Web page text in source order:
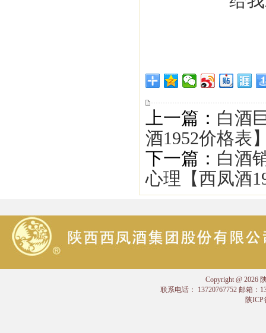
上一篇： 白酒
酒1952价格表
下一篇： 白酒
心理【西凤酒
Copyright @ 2026
联系电话： 13720767752 邮箱：
陕ICP